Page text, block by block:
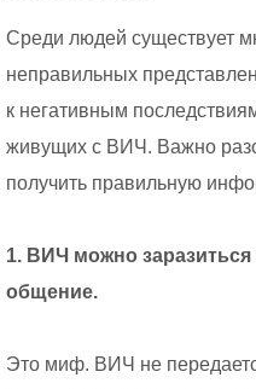
Среди людей существует
неправильных
к негативным
живущих с ВИЧ. Важно
получить правильную
1. ВИЧ можно заразиться
общение.
Это миф. ВИЧ не